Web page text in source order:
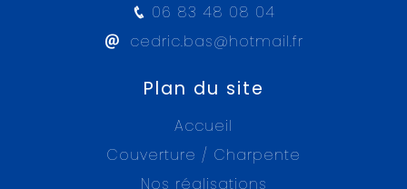
06 83 48 08 04
cedric.bas@hotmail.fr
Plan du site
Accueil
Couverture / Charpente
Nos réalisations